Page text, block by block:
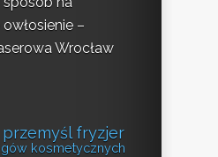
–
Wrocław
fryzjer
kosmetycznych